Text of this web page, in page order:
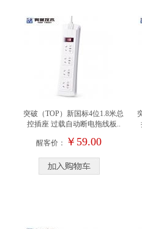
突破（TOP）新国标4位1.8米总
控插座 过载自动断电拖线板..
醒客价： ￥59.00